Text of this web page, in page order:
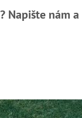
Napište nám a